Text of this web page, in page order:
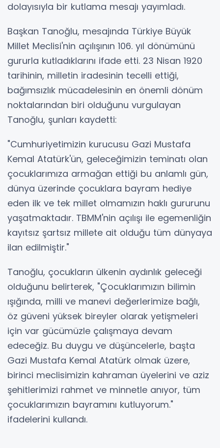
dolayısıyla bir kutlama mesajı yayımladı.
Başkan Tanoğlu, mesajında Türkiye Büyük
Millet Meclisi'nin açılışının 106. yıl dönümünü
gururla kutladıklarını ifade etti. 23 Nisan 1920
tarihinin, milletin iradesinin tecelli ettiği,
bağımsızlık mücadelesinin en önemli dönüm
noktalarından biri olduğunu vurgulayan
Tanoğlu, şunları kaydetti:
"Cumhuriyetimizin kurucusu Gazi Mustafa
Kemal Atatürk'ün, geleceğimizin teminatı olan
çocuklarımıza armağan ettiği bu anlamlı gün,
dünya üzerinde çocuklara bayram hediye
eden ilk ve tek millet olmamızın haklı gururunu
yaşatmaktadır. TBMM'nin açılışı ile egemenliğin
kayıtsız şartsız millete ait olduğu tüm dünyaya
ilan edilmiştir."
Tanoğlu, çocukların ülkenin aydınlık geleceği
olduğunu belirterek, "Çocuklarımızın bilimin
ışığında, milli ve manevi değerlerimize bağlı,
öz güveni yüksek bireyler olarak yetişmeleri
için var gücümüzle çalışmaya devam
edeceğiz. Bu duygu ve düşüncelerle, başta
Gazi Mustafa Kemal Atatürk olmak üzere,
birinci meclisimizin kahraman üyelerini ve aziz
şehitlerimizi rahmet ve minnetle anıyor, tüm
çocuklarımızın bayramını kutluyorum."
ifadelerini kullandı.